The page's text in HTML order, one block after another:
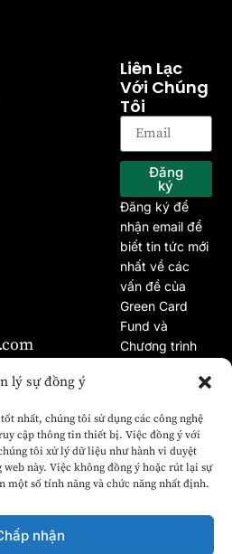
lý sự đồng ý
nhất, chúng tôi sử dụng các công nghệ
cập thông tin thiết bị. Việc đồng ý với
tôi xử lý dữ liệu như hành vi duyệt
này. Việc không đồng ý hoặc rút lại sự
một số tính năng và chức năng nhất định.
nhận
Liên Lạc
Với Chúng
Tôi
Đăng
ký
Đăng ký để
nhận email để
biết tin tức mới
nhất về các
vấn đề của
Green Card
Fund và
Chương trình